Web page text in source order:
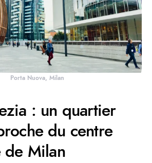
Porta Nuova, Milan
: un quartier
du centre
de Milan